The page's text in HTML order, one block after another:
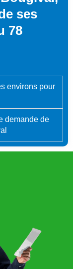
ses
78
environs pour
demande de